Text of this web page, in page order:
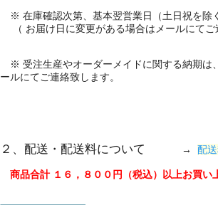
※ 在庫確認次第、基本翌営業日（土日祝を除
（ お届け日に変更がある場合はメールにてご
※ 受注生産やオーダーメイドに関する納期は
ールにてご連絡致します。
２、配送・配送料について → 配
商品合計 １６，８００円（税込）以上お買い